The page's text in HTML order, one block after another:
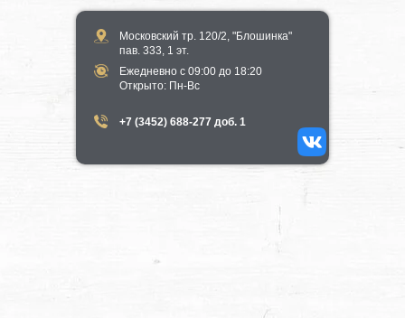
Московский тр. 120/2, "Блошинка"
пав. 333, 1 эт.
Ежедневно с 09:00 до 18:20
​Открыто​: Пн-Вс
+7 (3452) 688-277 доб. 1